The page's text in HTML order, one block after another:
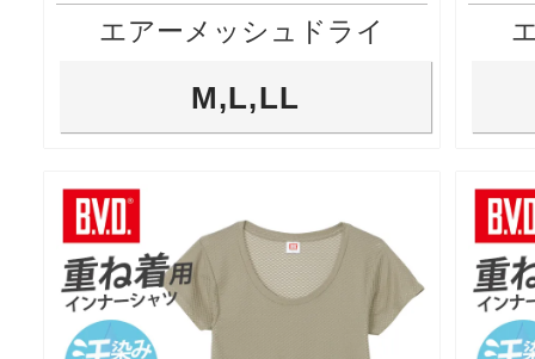
エアーメッシュドライ
M,L,LL